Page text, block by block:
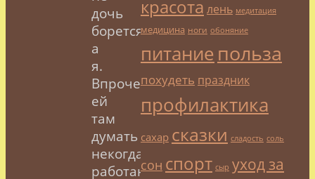
дочь
борется,
а
я.
Впрочем,
ей
там
думать
некогда,
работают
красота лень медитация
медицина ноги обоняние
питание польза
похудеть праздник
профилактика
сахар сказки сладость соль
сон спорт сыр уход за